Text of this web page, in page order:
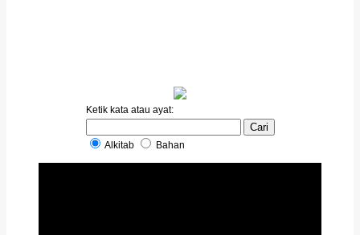
Ketik kata atau ayat:
Alkitab Bahan